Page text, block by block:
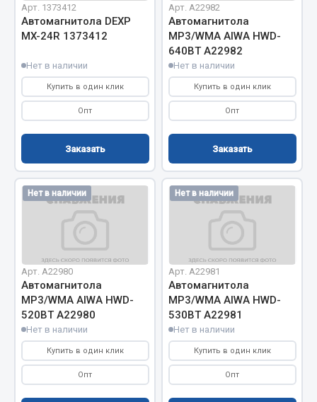
Патрубки
Прокладки
Показать ещё
Весь раздел
Автомобильная электрика
Автолампы
Выключатели и переключатели клавишные
Выключатели кнопочные
Выключатель массы
Изолента
Показать ещё
Арт. 1373412
Автомагнитола DEXP
MX-24R 1373412
Нет в наличии
Купить в один клик
Опт
Заказать
Арт. А22982
Автомагнитола
МР3/WMA AIWA HWD-
640ВТ А22982
Нет в наличии
Купить в один клик
Опт
Заказать
Нет в наличии
Арт. А22980
Автомагнитола
МР3/WMA AIWA HWD-
520ВТ А22980
Нет в наличии
Купить в один клик
Опт
Нет в наличии
Арт. А22981
Автомагнитола
МР3/WMA AIWA HWD-
530ВТ А22981
Нет в наличии
Купить в один клик
Опт